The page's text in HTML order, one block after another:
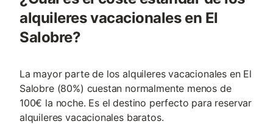
alquileres vacacionales en El
Salobre?
La mayor parte de los alquileres vacacionales en El
Salobre (80%) cuestan normalmente menos de
100€ la noche. Es el destino perfecto para reservar
alquileres vacacionales baratos.